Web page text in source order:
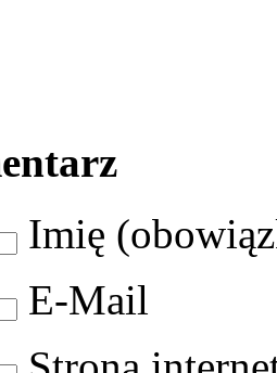
Imię
E-Mail